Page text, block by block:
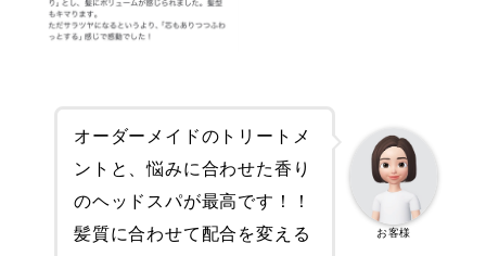
オーダーメイドのトリートメ
ントと、悩みに合わせた香り
のヘッドスパが最高です！！
髪質に合わせて配合を変える
お客様